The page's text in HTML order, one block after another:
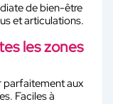
de bien-être
et articulations.
les zones
parfaitement aux
Faciles à